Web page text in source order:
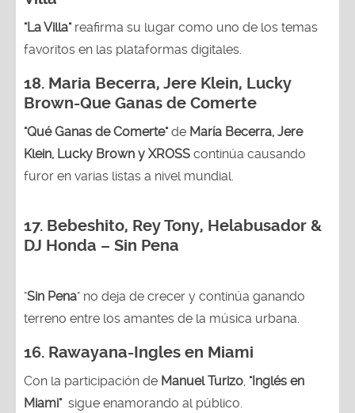
"La Villa"reafirma su lugar como uno de los temas
favoritos en las plataformas digitales.
18. Maria Becerra, Jere Klein, Lucky
Brown-Que Ganas de Comerte
"Qué Ganas de Comerte"de María Becerra, Jere
Klein, Lucky Brown y XROSS continúa causando
furor en varias listas a nivel mundial.
17. Bebeshito, Rey Tony, Helabusador &
DJ Honda – Sin Pena
"Sin Pena" no deja de crecer y continúa ganando
terreno entre los amantes de la música urbana.
16. Rawayana-Ingles en Miami
Con la participación de Manuel Turizo "Inglés en
Miami"sigue enamorando al público.